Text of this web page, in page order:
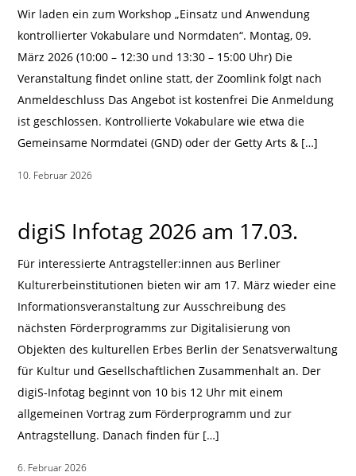
Wir laden ein zum Workshop „Einsatz und Anwendung
kontrollierter Vokabulare und Normdaten“. Montag, 09.
März 2026 (10:00 – 12:30 und 13:30 – 15:00 Uhr) Die
Veranstaltung findet online statt, der Zoomlink folgt nach
Anmeldeschluss Das Angebot ist kostenfrei Die Anmeldung
ist geschlossen. Kontrollierte Vokabulare wie etwa die
Gemeinsame Normdatei (GND) oder der Getty Arts & […]
10. Februar 2026
digiS Infotag 2026 am 17.03.
Für interessierte Antragsteller:innen aus Berliner
Kulturerbeinstitutionen bieten wir am 17. März wieder eine
Informationsveranstaltung zur Ausschreibung des
nächsten Förderprogramms zur Digitalisierung von
Objekten des kulturellen Erbes Berlin der Senatsverwaltung
für Kultur und Gesellschaftlichen Zusammenhalt an. Der
digiS-Infotag beginnt von 10 bis 12 Uhr mit einem
allgemeinen Vortrag zum Förderprogramm und zur
Antragstellung. Danach finden für […]
6. Februar 2026